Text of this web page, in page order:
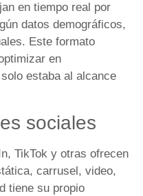
en tiempo real por
datos demográficos,
Este formato
en
estaba al alcance
sociales
TikTok y otras ofrecen
carrusel, video,
tiene su propio